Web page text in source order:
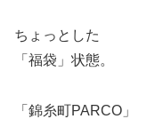
ちょっとした
「福袋」状態。
「錦糸町PARCO」